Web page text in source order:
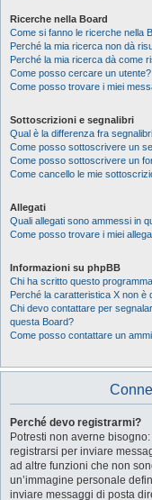
Ricerche nella Board
Come si fanno le ricerche nella
Perché la mia ricerca non dà
Perché la mia ricerca dà come
Come posso cercare un utente?
Come posso trovare i miei
Sottoscrizioni e segnalibri
Qual è la differenza fra
Come posso sottoscrivere un
Come posso sottoscrivere un
Come cancello le mie
Allegati
Quali allegati sono ammessi in
Come posso trovare i miei
Informazioni su phpBB
Chi ha scritto questo
Perché la caratteristica X non è
Chi devo contattare per
questa Board?
Come posso contattare un
Perché devo registrarmi?
Potresti non averne
registrarsi per inviare
ad altre funzioni che non
un’immagine personale
inviare messaggi di posta